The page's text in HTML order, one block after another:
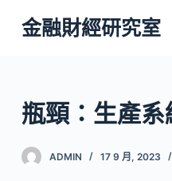
跳
至
內
容
金融財經研究室
瓶頸：生產
ADMIN 17 9 月, 2023